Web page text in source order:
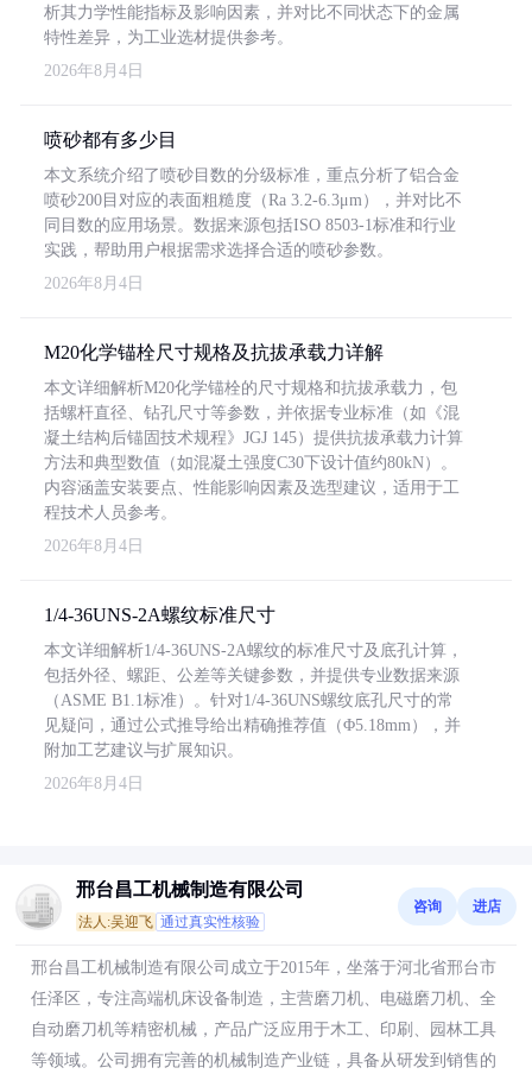
析其力学性能指标及影响因素，并对比不同状态下的金属
特性差异，为工业选材提供参考。
2026年8月4日
喷砂都有多少目
本文系统介绍了喷砂目数的分级标准，重点分析了铝合金
喷砂200目对应的表面粗糙度（Ra 3.2-6.3μm），并对比不
同目数的应用场景。数据来源包括ISO 8503-1标准和行业
实践，帮助用户根据需求选择合适的喷砂参数。
2026年8月4日
M20化学锚栓尺寸规格及抗拔承载力详解
本文详细解析M20化学锚栓的尺寸规格和抗拔承载力，包
括螺杆直径、钻孔尺寸等参数，并依据专业标准（如《混
凝土结构后锚固技术规程》JGJ 145）提供抗拔承载力计算
方法和典型数值（如混凝土强度C30下设计值约80kN）。
内容涵盖安装要点、性能影响因素及选型建议，适用于工
程技术人员参考。
2026年8月4日
1/4-36UNS-2A螺纹标准尺寸
本文详细解析1/4-36UNS-2A螺纹的标准尺寸及底孔计算，
包括外径、螺距、公差等关键参数，并提供专业数据来源
（ASME B1.1标准）。针对1/4-36UNS螺纹底孔尺寸的常
见疑问，通过公式推导给出精确推荐值（Φ5.18mm），并
附加工艺建议与扩展知识。
2026年8月4日
邢台昌工机械制造有限公司
法人:吴迎飞 通过真实性核验
咨询 进店
邢台昌工机械制造有限公司成立于2015年，坐落于河北省邢台市
任泽区，专注高端机床设备制造，主营磨刀机、电磁磨刀机、全
自动磨刀机等精密机械，产品广泛应用于木工、印刷、园林工具
等领域。公司拥有完善的机械制造产业链，具备从研发到销售的